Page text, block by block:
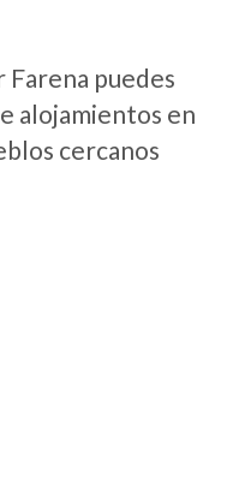
Farena puedes
alojamientos en
cercanos